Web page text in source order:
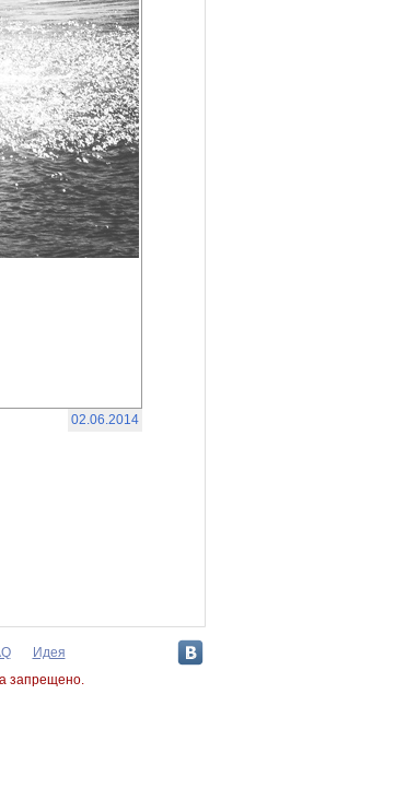
02.06.2014
Идея
запрещено.